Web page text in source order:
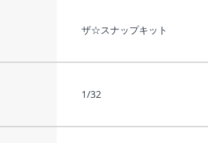
ザ☆スナップキット
1/32